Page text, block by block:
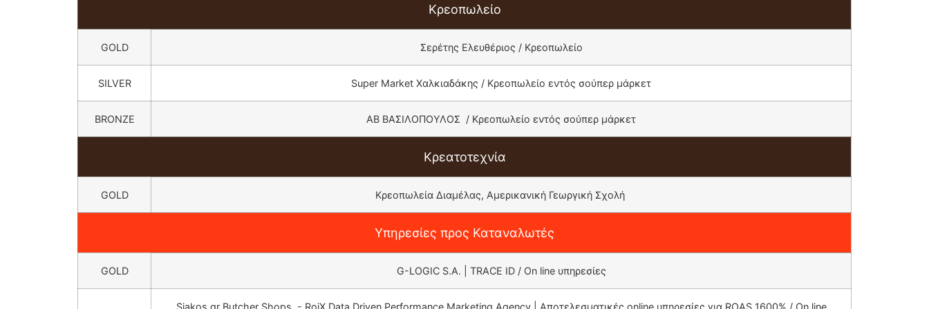
Κρεοπωλείο
GOLD Σερέτης Ελευθέριος / Κρεοπωλείο
SILVER Super Market Χαλκιαδάκης / Κρεοπωλείο εντός σούπερ μάρκετ
BRONZE ΑΒ ΒΑΣΙΛΟΠΟΥΛΟΣ / Κρεοπωλείο εντός σούπερ μάρκετ
Κρεατοτεχνία
GOLD Κρεοπωλεία Διαμέλας, Αμερικανική Γεωργική Σχολή
Υπηρεσίες προς Καταναλωτές
GOLD G-LOGIC S.A. | TRACE ID / On line υπηρεσίες
Siakos.gr Butcher Shops - RoiX Data Driven Performance Marketing Agency | Αποτελεσματικές online υπηρεσίες για ROAS 1600% / On line